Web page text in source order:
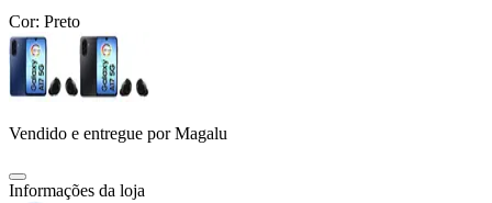
Cor: Preto
Vendido e entregue por Magalu
Informações da loja